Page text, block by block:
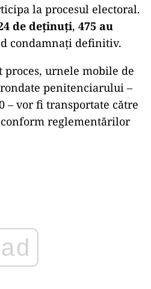
la procesul electoral.
de deținuți, 475 au
condamnați definitiv.
proces, urnele mobile de
penitenciarului –
– vor fi transportate către
reglementărilor